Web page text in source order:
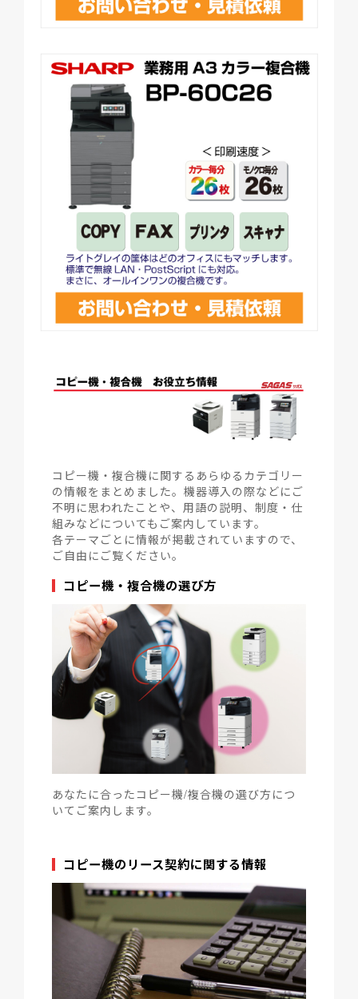
コピー機・複合機に関するあらゆるカテゴリー
の情報をまとめました。機器導入の際などにご
不明に思われたことや、用語の説明、制度・仕
組みなどについてもご案内しています。
各テーマごとに情報が掲載されていますので、
ご自由にご覧ください。
コピー機・複合機の選び方
あなたに合ったコピー機/複合機の選び方につ
いてご案内します。
コピー機のリース契約に関する情報